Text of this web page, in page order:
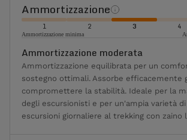
Ammortizzazione
1 2 3 4
Ammortizzazione minima
Ammortizzazione moderata
Ammortizzazione equilibrata per un
sostegno ottimali. Assorbe efficacemente
compromettere la stabilità. Ideale per la
degli escursionisti e per un'ampia varietà
escursioni giornaliere al trekking con zaino